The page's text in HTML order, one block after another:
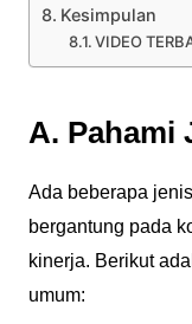
Kesimpulan
VIDEO
A. Pahami
Ada beberapa
bergantung pada
kinerja. Berikut
umum: